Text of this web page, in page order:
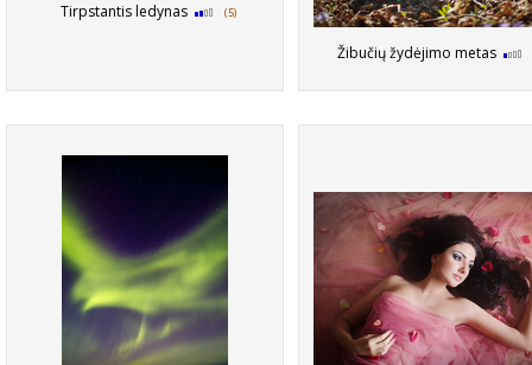
Tirpstantis ledynas (5)
Žibučių žydėjimo metas